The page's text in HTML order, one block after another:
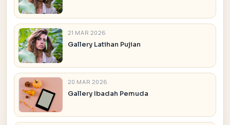
21 MAR 2026
Gallery Latihan Pujian
20 MAR 2026
Gallery Ibadah Pemuda